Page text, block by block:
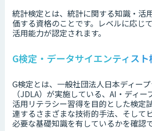
統計検定とは、統計に関する知識・活
価する資格のことです。レベルに応じ
活用能力が認定されます。
G検定・データサイエンティスト
G検定とは、一般社団法人日本ディー
（JDLA）が実施している、AI・ディ
活⽤リテラシー習得を目的とした検定
連するさまざまな技術的⼿法、そして
必要な基礎知識を有しているかを確認で